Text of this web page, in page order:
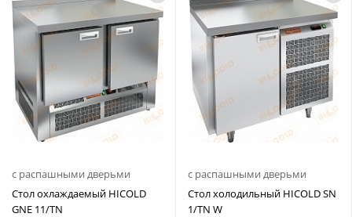
с распашными дверьми
Стол охлаждаемый HICOLD
GNE 11/TN
с распашными дверьми
Стол холодильный HICOLD SN
1/TN W